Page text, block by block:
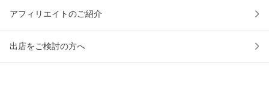
アフィリエイトのご紹介
出店をご検討の方へ